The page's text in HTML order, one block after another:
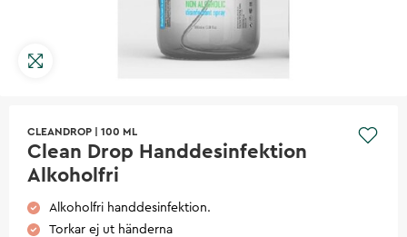
CLEANDROP 100 ML
Clean Drop Handdesinfektion
Alkoholfri
Alkoholfri handdesinfektion.
Torkar ej ut händerna